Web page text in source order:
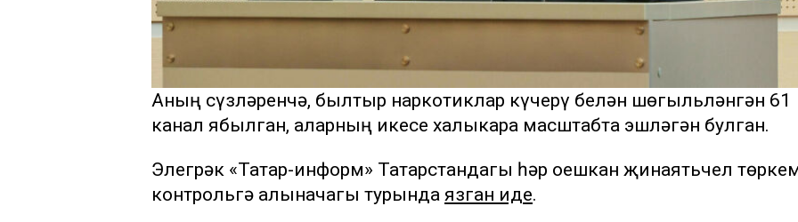
Аның сүзләренчә, былтыр наркотиклар күчерү белән шөгыльләнгән 61
канал ябылган, аларның икесе халыкара масштабта эшләгән булган.
Элегрәк «Татар-информ» Татарстандагы һәр оешкан җинаятьчел
контрольгә алыначагы турында язган иде.